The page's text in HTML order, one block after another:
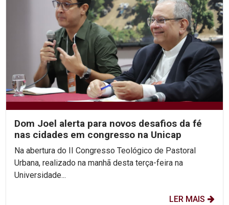
Dom Joel alerta para novos desafios da fé
nas cidades em congresso na Unicap
Na abertura do II Congresso Teológico de Pastoral
Urbana, realizado na manhã desta terça-feira na
Universidade...
LER MAIS